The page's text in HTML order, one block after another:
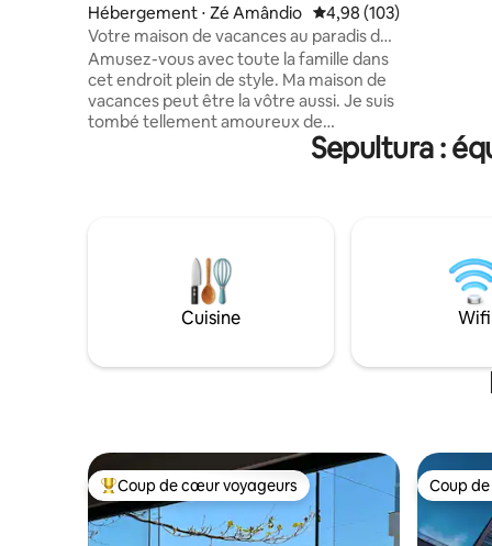
Hébergement ⋅ Zé Amândio Évaluation moyenne
4,98 (103)
Votre maison de vacances au paradis de
Bombinhas
Amusez-vous avec toute la famille dans
cet endroit plein de style. Ma maison de
vacances peut être la vôtre aussi. Je suis
tombé tellement amoureux de
Bombinhas que j'ai acheté une maison
pour profiter au maximum de ce paradis.
boulangerie, marchés et commerce à
proximité. Maison avec 2 chambres, 2
salles de bains avec grand terrain, espace
gourmet, petite piscine, pimbolim, ping
voitures.
Sepultura :
Cuisine Wifi
Coups de cœur voyageurs les plus appréciés
Coup de cœur voyageurs Coup
Coup